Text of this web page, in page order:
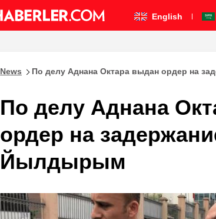
English
News По делу Аднана Октара выдан ордер на
По делу Аднана
ордер на
Йылдырым